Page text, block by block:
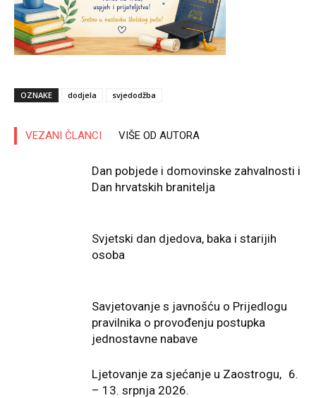
OZNAKE dodjela svjedodžba
VEZANI ČLANCI VIŠE OD AUTORA
Dan pobjede i domovinske zahvalnosti i
Dan hrvatskih branitelja
Svjetski dan djedova, baka i starijih
osoba
Savjetovanje s javnošću o Prijedlogu
pravilnika o provođenju postupka
jednostavne nabave
Ljetovanje za sjećanje u Zaostrogu, 6.
– 13. srpnja 2026.